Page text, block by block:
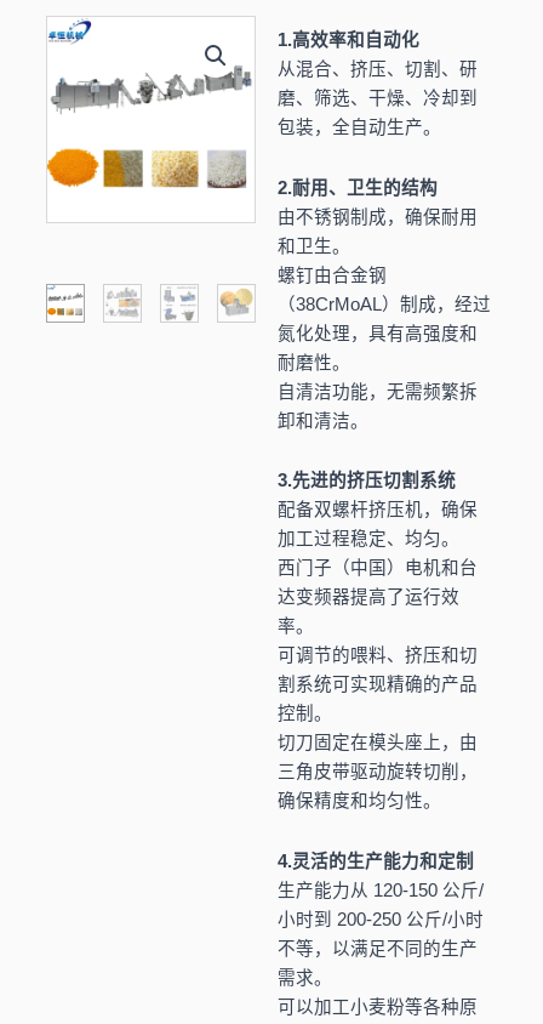
1.高效率和自动化
从混合、挤压、切割、研
磨、筛选、干燥、冷却到
包装，全自动生产。
2.耐用、卫生的结构
由不锈钢制成，确保耐用
和卫生。
螺钉由合金钢
（38CrMoAL）制成，经过
氮化处理，具有高强度和
耐磨性。
自清洁功能，无需频繁拆
卸和清洁。
3.先进的挤压切割系统
配备双螺杆挤压机，确保
加工过程稳定、均匀。
西门子（中国）电机和台
达变频器提高了运行效
率。
可调节的喂料、挤压和切
割系统可实现精确的产品
控制。
切刀固定在模头座上，由
三角皮带驱动旋转切削，
确保精度和均匀性。
4.灵活的生产能力和定制
生产能力从 120-150 公斤/
小时到 200-250 公斤/小时
不等，以满足不同的生产
需求。
可以加工小麦粉等各种原